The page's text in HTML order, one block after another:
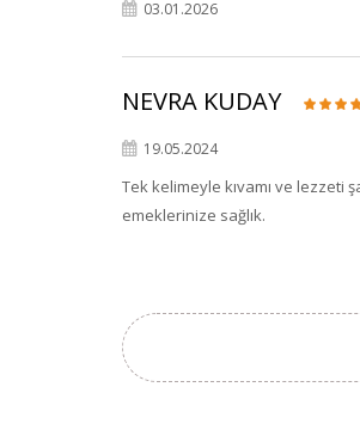
03.01.2026
NEVRA KUDAY
19.05.2024
Tek kelimeyle kıvamı ve lezzeti
emeklerinize sağlık.